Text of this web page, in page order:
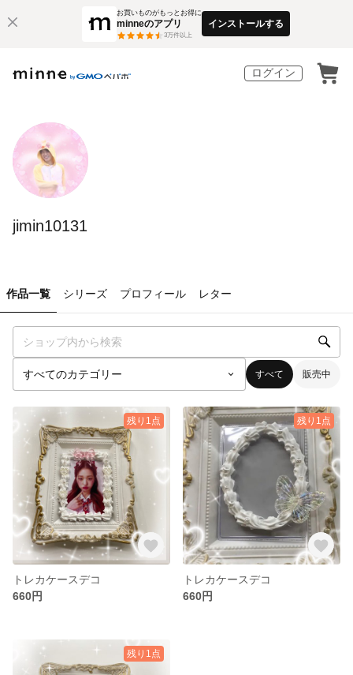
お買いものがもっとお得に
minneのアプリ
3万件以上
インストールする
ログイン
jimin10131
作品一覧 シリーズ プロフィール レター
すべて 販売中
残り1点
トレカケースデコ
660円
残り1点
トレカケースデコ
660円
残り1点